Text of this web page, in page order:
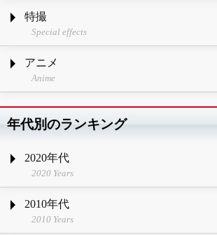
特撮
Special effects
アニメ
Anime
年代別のランキング
2020年代
2020 Years
2010年代
2010 Years